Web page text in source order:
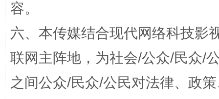
容。
六、本传媒结合现代网络科技影
联网主阵地，为社会/公众/民众/
之间公众/民众/公民对法律、政